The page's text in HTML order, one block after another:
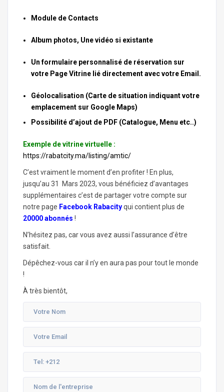
Module de Contacts
Album photos, Une vidéo si existante
Un formulaire personnalisé de réservation sur
votre Page Vitrine lié directement avec votre Email.
Géolocalisation (Carte de situation indiquant votre
emplacement sur Google Maps)
Possibilité d’ajout de PDF (Catalogue, Menu etc..)
Exemple de vitrine virtuelle :
https://rabatcity.ma/listing/amtic/
C’est vraiment le moment d’en profiter ! En plus,
jusqu’au 31 Mars 2023, vous bénéficiez d’avantages
supplémentaires c’est de partager votre compte sur
notre page Facebook Rabacityqui contient plus de
20000 abonnés !
N’hésitez pas, car vous avez aussi l’assurance d’être
satisfait.
Dépêchez-vous car il n’y en aura pas pour tout le monde
!
À très bientôt,